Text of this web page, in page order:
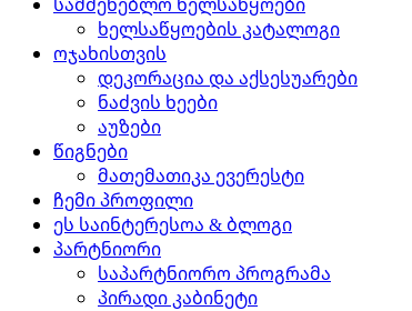
ხელსაწყოების კატალოგი
ოჯახისთვის
დეკორაცია და აქსესუარები
ნაძვის ხეები
აუზები
წიგნები
მათემათიკა ევერესტი
ჩემი პროფილი
ეს საინტერესოა & ბლოგი
პარტნიორი
საპარტნიორო პროგრამა
პირადი კაბინეტი